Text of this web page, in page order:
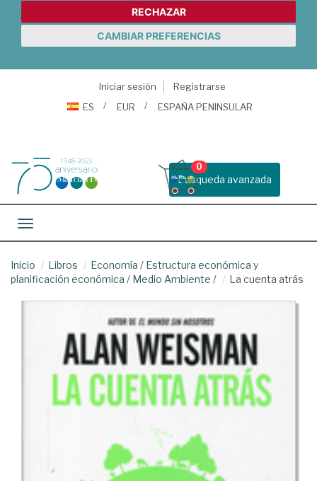
RECHAZAR
CAMBIAR PREFERENCIAS
Iniciar sesión
Registrarse
ES
EUR ESPAÑA PENINSULAR
Busqueda avanzada
0
Toggle navigation
Inicio Libros Economía / Estructura económica y
planificación económica / Medio Ambiente / La cuenta atrás